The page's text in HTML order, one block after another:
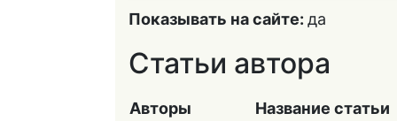
Показывать на сайте: да
Статьи автора
Авторы Название статьи